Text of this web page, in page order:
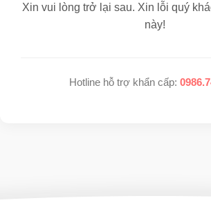
Xin vui lòng trở lại sau. Xin lỗi quý
này!
Hotline hỗ trợ khẩn cấp: